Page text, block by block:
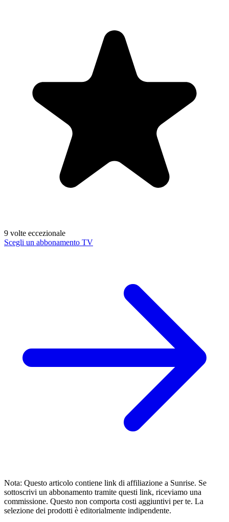
9 volte eccezionale
Scegli un abbonamento TV
Nota: Questo articolo contiene link di affiliazione a Sunrise. Se
sottoscrivi un abbonamento tramite questi link, riceviamo una
commissione. Questo non comporta costi aggiuntivi per te. La
selezione dei prodotti è editorialmente indipendente.